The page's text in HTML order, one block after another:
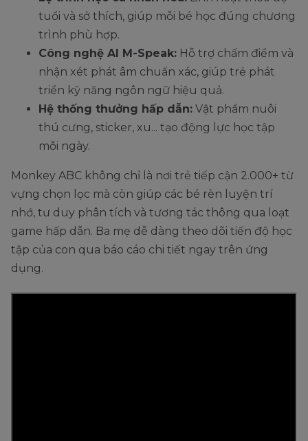
tuổi và sở thích, giúp mỗi bé học đúng chương
trình phù hợp.
Công nghệ AI M-Speak: Hỗ trợ chấm điểm và
nhận xét phát âm chuẩn xác, giúp trẻ phát
triển kỹ năng ngôn ngữ hiệu quả.
Hệ thống thưởng hấp dẫn: Vật phẩm nuôi
thú cưng, sticker, xu... tạo động lực học tập
mỗi ngày.
Monkey ABC không chỉ là nơi trẻ tiếp cận 2.000+ từ
vựng chọn lọc mà còn giúp các bé rèn luyện trí
nhớ, tư duy phân tích và tương tác thông qua loạt
game hấp dẫn. Ba mẹ dễ dàng theo dõi tiến độ học
tập của con qua báo cáo chi tiết ngay trên ứng
dụng.